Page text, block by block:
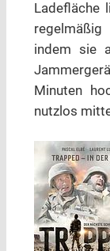
Ladefläche
indem sie
Minuten
nutzlos